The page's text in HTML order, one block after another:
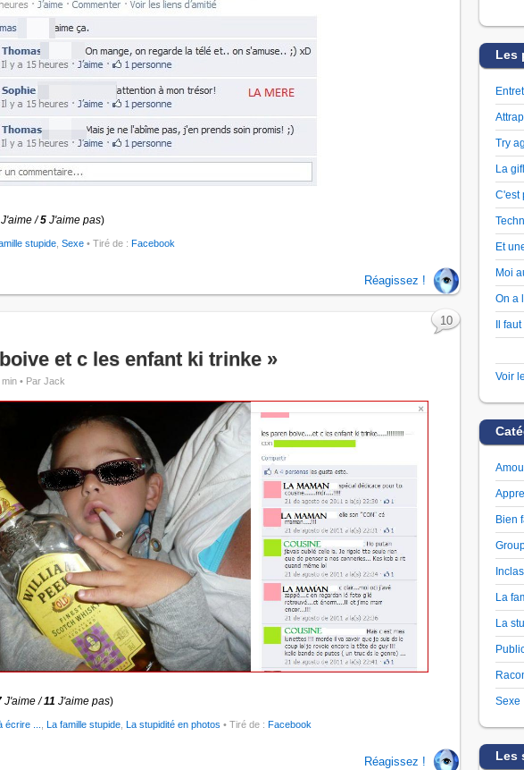
J'aime /5 J'aime pas)
stupide Sexe • Tiré de : Facebook
Réagissez !
et c les enfant ki trinke »
• Par Jack
J'aime /11 J'aime pas)
écrire ... La famille stupide La stupidité en photos
10
• Tiré de : Facebook
Réagissez !
Les
Try
La
C'est
Et
Moi
On a
Il faut
Voir
Bien
La
La
Sexe
Les